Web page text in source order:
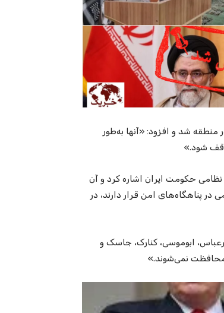
شد و افزود: «آنها به‌طور
حکومت ایران اشاره کرد و آن
پناهگاه‌های امن قرار دارند، در
ابوموسی، کنارک، جاسک و
محافظت نمی‌شوند.»